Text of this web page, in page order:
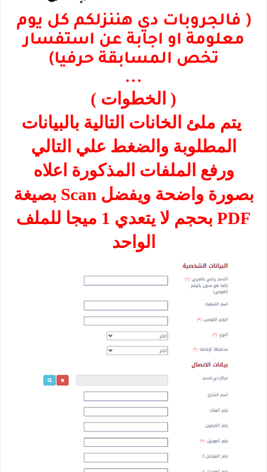
( فالجروبات دي هننزلكم كل يوم
معلومة او اجابة عن استفسار
تخص المسابقة حرفيا)
...
( الخطوات )
يتم ملئ الخانات التالية بالبيانات
المطلوبة والضغط علي التالي
ورفع الملفات المذكورة اعلاه
بصورة واضحة ويفضل Scan بصيغة
PDF بحجم لا يتعدي 1 ميجا للملف
الواحد